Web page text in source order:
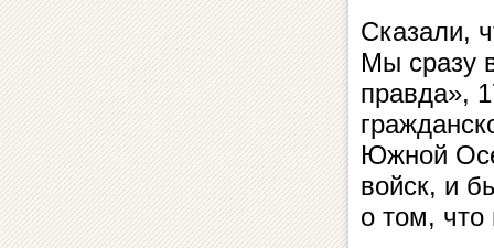
Сказали,
Мы сразу
правда»,
Южной
войск, и
о том,